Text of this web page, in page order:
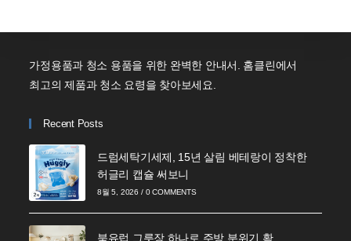
가정용품과 청소 용품을 위한 완벽한 안내서. 홈클린에서
최고의 제품과 청소 요령을 찾아보세요.
Recent Posts
드럼세탁기세제, 15년 살림 베테랑이 정착한
허글리 캡슐 써보니
8월 5, 2026 / 0 COMMENTS
북유럽 그릇장 하나로 주방 분위기 확